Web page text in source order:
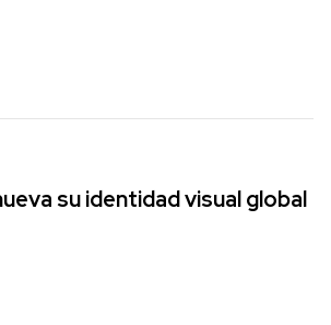
su identidad visual global